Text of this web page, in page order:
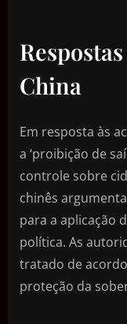
China
Em resposta às
a ‘proibição de
controle sobre
chinês
para a aplicação
política. As
tratado de
proteção da